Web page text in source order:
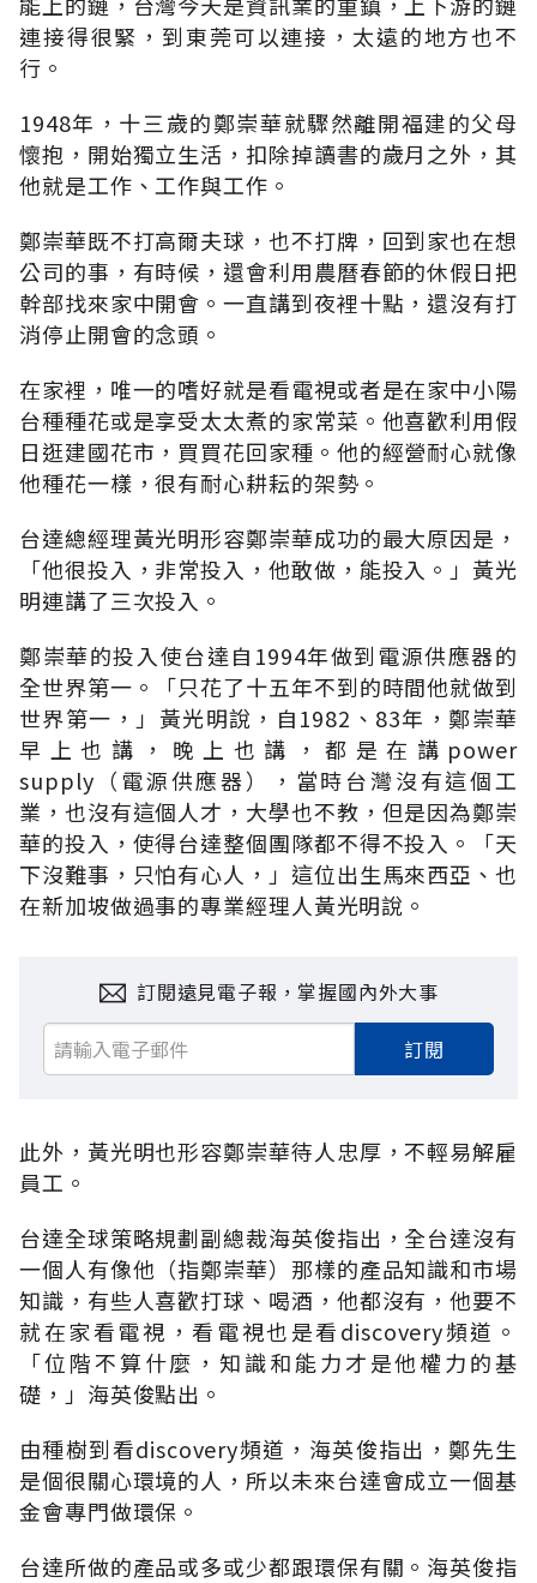
連接得很緊，到東莞可以連接，太遠的地方也不
行。
1948年，十三歲的鄭崇華就驟然離開福建的父母
懷抱，開始獨立生活，扣除掉讀書的歲月之外，其
他就是工作、工作與工作。
鄭崇華既不打高爾夫球，也不打牌，回到家也在想
公司的事，有時候，還會利用農曆春節的休假日把
幹部找來家中開會。一直講到夜裡十點，還沒有打
消停止開會的念頭。
在家裡，唯一的嗜好就是看電視或者是在家中小陽
台種種花或是享受太太煮的家常菜。他喜歡利用假
日逛建國花市，買買花回家種。他的經營耐心就像
他種花一樣，很有耐心耕耘的架勢。
台達總經理黃光明形容鄭崇華成功的最大原因是，
「他很投入，非常投入，他敢做，能投入。」黃光
明連講了三次投入。
鄭崇華的投入使台達自1994年做到電源供應器的
全世界第一。「只花了十五年不到的時間他就做到
世界第一，」黃光明說，自1982、83年，鄭崇華
早上也講，晚上也講，都是在講power
supply（電源供應器），當時台灣沒有這個工
業，也沒有這個人才，大學也不教，但是因為鄭崇
華的投入，使得台達整個團隊都不得不投入。「天
下沒難事，只怕有心人，」這位出生馬來西亞、也
在新加坡做過事的專業經理人黃光明說。
訂閱遠見電子報，掌握國內外大事
訂閱
此外，黃光明也形容鄭崇華待人忠厚，不輕易解雇
員工。
台達全球策略規劃副總裁海英俊指出，全台達沒有
一個人有像他（指鄭崇華）那樣的產品知識和市場
知識，有些人喜歡打球、喝酒，他都沒有，他要不
就在家看電視，看電視也是看discovery頻道。
「位階不算什麼，知識和能力才是他權力的基
礎，」海英俊點出。
由種樹到看discovery頻道，海英俊指出，鄭先生
是個很關心環境的人，所以未來台達會成立一個基
金會專門做環保。
台達所做的產品或多或少都跟環保有關。海英俊指